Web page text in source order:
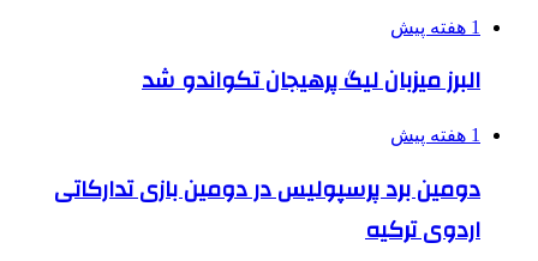
1 هفته پیش
البرز میزبان لیگ پرهیجان تکواندو شد
1 هفته پیش
دومین برد پرسپولیس در دومین بازی تدارکاتی
اردوی ترکیه